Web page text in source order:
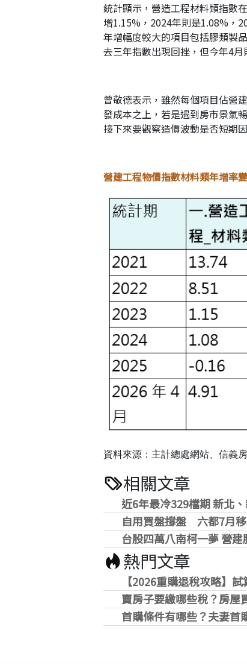
統計顯示，營造工程材料類指數
增1.15%，2024年則是1.08%，
年增幅度較大的項目包括膠類製
去三年指數出現回挫，但今年4月
曾敬德表示，雖然每個項目佔營
發成本之上，若是遇到房市景氣
接下來要觀察造價波動是否短期
營建工程物價指數材料類年增率
資料來源：主計總處網站、信
相關文章
近6年最冷329檔期 新北
自用買盤撐盤 六都7月
台股四萬八南柯一夢 營
熱門文章
【2026重購退稅攻略】
賣房子要繳哪些稅？房屋
首購條件有哪些？夫妻首